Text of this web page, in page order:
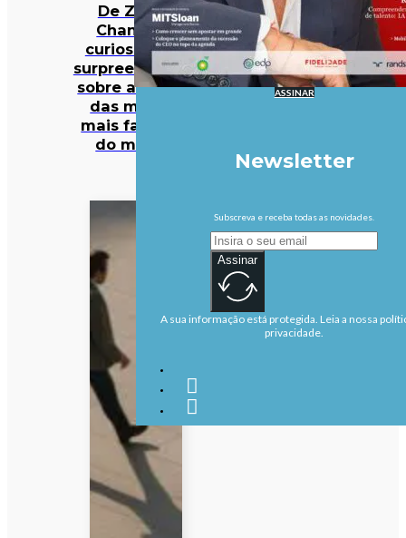
De Zara a
Chanel: 12
curiosidades
surpreendentes
sobre algumas
das marcas
mais famosas
do mundo
ASSINAR
Newsletter
Subscreva e receba todas as novidades.
Assinar
A sua informação está protegida. Leia a nossa
privacidade.